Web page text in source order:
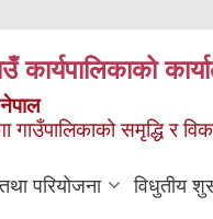
कार्यपालिकाको
गाउँपालिकाको समृद्धि र
परियोजना विधुतीय